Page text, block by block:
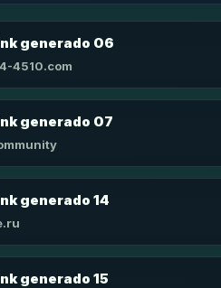
generado 06
4510.com
generado 07
generado 14
generado 15